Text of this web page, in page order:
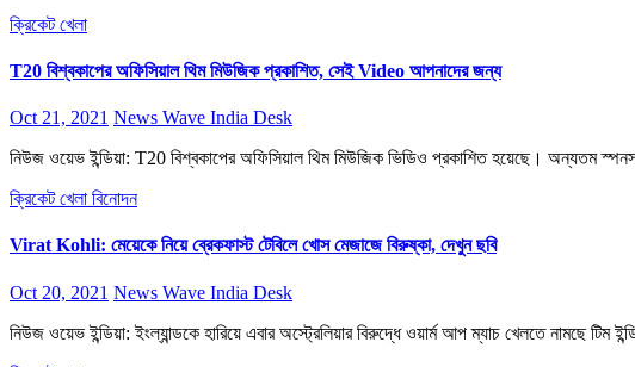
ক্রিকেটখেলা
T20 বিশ্বকাপের অফিসিয়াল থিম মিউজিক প্রকাশিত, সেই Video আপনাদের জন্য
Oct 21, 2021 News Wave India Desk
নিউজ ওয়েভ ইন্ডিয়া: T20 বিশ্বকাপের অফিসিয়াল থিম মিউজিক ভিডিও প্রকাশিত হয়েছে। অন্যতম
ক্রিকেটখেলা বিনোদন
Virat Kohli: মেয়েকে নিয়ে ব্রেকফাস্ট টেবিলে খোস মেজাজে বিরুষ্কা, দেখুন ছবি
Oct 20, 2021 News Wave India Desk
নিউজ ওয়েভ ইন্ডিয়া: ইংল্যান্ডকে হারিয়ে এবার অস্ট্রেলিয়ার বিরুদ্ধে ওয়ার্ম আপ ম্যাচ খেলতে নামছে